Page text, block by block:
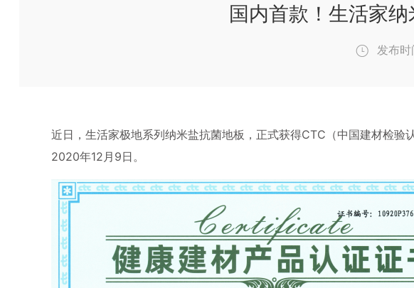
国内首款！生活家
发布时
近日，生活家极地系列纳米盐抗菌地板，正式获得CTC（中国建材检验
2020年12月9日。